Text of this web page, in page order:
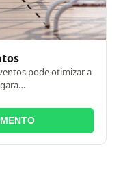
pode otimizar a